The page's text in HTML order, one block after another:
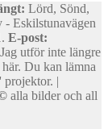
Lörd, Sönd,
- Eskilstunavägen
E-post:
Jag utför inte längre
Du kan lämna
projektor. |
alla bilder och all